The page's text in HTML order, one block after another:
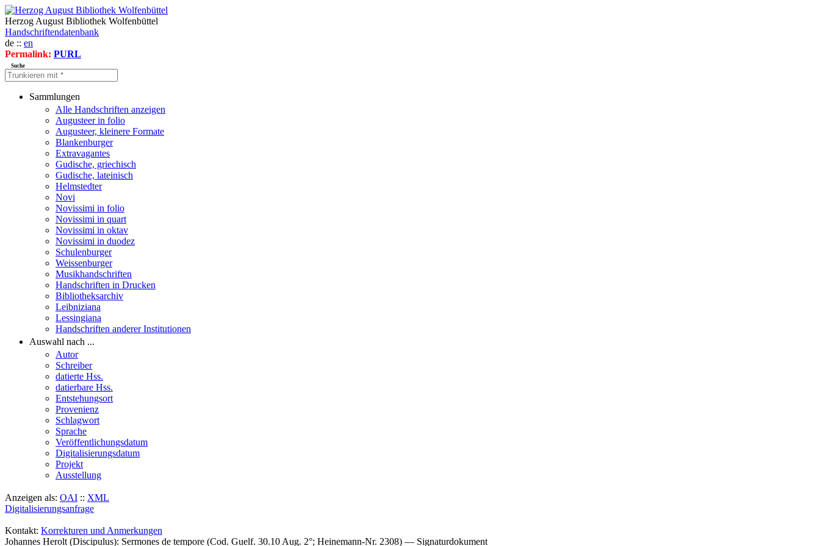
Herzog August Bibliothek Wolfenbüttel
Handschriftendatenbank
de :: en
Permalink: PURL
Suche
Sammlungen
Alle Handschriften anzeigen
Augusteer in folio
Augusteer, kleinere Formate
Blankenburger
Extravagantes
Gudische, griechisch
Gudische, lateinisch
Helmstedter
Novi
Novissimi in folio
Novissimi in quart
Novissimi in oktav
Novissimi in duodez
Schulenburger
Weissenburger
Musikhandschriften
Handschriften in Drucken
Bibliotheksarchiv
Leibniziana
Lessingiana
Handschriften anderer Institutionen
Auswahl nach ...
Autor
Schreiber
datierte Hss.
datierbare Hss.
Entstehungsort
Provenienz
Schlagwort
Sprache
Veröffentlichungsdatum
Digitalisierungsdatum
Projekt
Ausstellung
Anzeigen als: OAI :: XML
Digitalisierungsanfrage
Kontakt: Korrekturen und Anmerkungen
Johannes Herolt (Discipulus): Sermones de tempore (Cod. Guelf. 30.10 Aug. 2°; Heinemann-Nr. 2308) — Signaturdokument